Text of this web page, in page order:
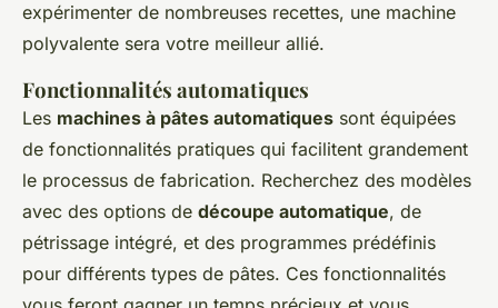
expérimenter de nombreuses recettes, une machine
polyvalente sera votre meilleur allié.
Fonctionnalités automatiques
Les machines à pâtes automatiques sont équipées
de fonctionnalités pratiques qui facilitent grandement
le processus de fabrication. Recherchez des modèles
avec des options de découpe automatique, de
pétrissage intégré, et des programmes prédéfinis
pour différents types de pâtes. Ces fonctionnalités